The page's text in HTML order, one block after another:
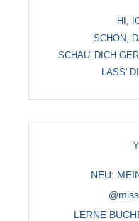
HI,
SCHÖN,
SCHAU' DICH
LASS'
NEU:
LERNE